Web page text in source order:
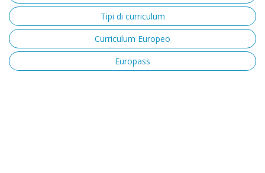
Tipi di curriculum
Curriculum Europeo
Europass